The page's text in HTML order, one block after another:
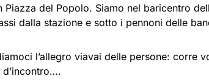
del Popolo. Siamo nel baricentro
dalla stazione e sotto i pennoni delle
l’allegro viavai delle persone: corre